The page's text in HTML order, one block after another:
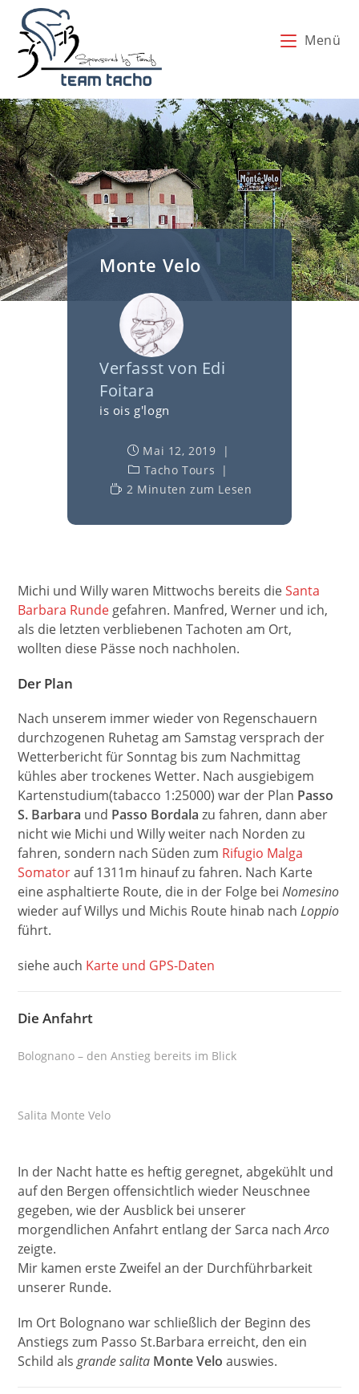
Inhalt
springen
Menü
Monte Velo
Verfasst von Edi
Foitara
is ois g'logn
Mai 12, 2019
Tacho Tours
2 Minuten zum Lesen
Michi und Willy waren Mittwochs bereits dieSanta
Barbara Runde gefahren. Manfred, Werner und ich,
als die letzten verbliebenen Tachoten am Ort,
wollten diese Pässe noch nachholen.
Der Plan
Nach unserem immer wieder von Regenschauern
durchzogenen Ruhetag am Samstag versprach der
Wetterbericht für Sonntag bis zum Nachmittag
kühles aber trockenes Wetter. Nach ausgiebigem
Kartenstudium(tabacco 1:25000) war der Plan Passo
S. Barbara und Passo Bordala zu fahren, dann aber
nicht wie Michi und Willy weiter nach Norden zu
fahren, sondern nach Süden zum Rifugio Malga
Somatorauf 1311m hinauf zu fahren. Nach Karte
eine asphaltierte Route, die in der Folge beiNomesino
wieder auf Willys und Michis Route hinab nachLoppio
führt.
siehe auch Karte und GPS-Daten
Die Anfahrt
Bolognano – den Anstieg bereits im Blick
Salita Monte Velo
In der Nacht hatte es heftig geregnet, abgekühlt und
auf den Bergen offensichtlich wieder Neuschnee
gegeben, wie der Ausblick bei unserer
morgendlichen Anfahrt entlang der Sarca nachArco
zeigte.
Mir kamen erste Zweifel an der Durchführbarkeit
unserer Runde.
Im Ort Bolognano war schließlich der Beginn des
Anstiegs zum Passo St.Barbara erreicht, den ein
Schild alsgrande salita Monte Velo auswies.